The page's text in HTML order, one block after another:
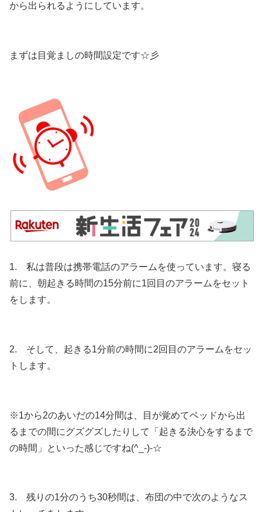
から出られるようにしています。
まずは目覚ましの時間設定です☆彡
1. 私は普段は携帯電話のアラームを使っています。寝る
前に、朝起きる時間の15分前に1回目のアラームをセット
をします。
2. そして、起きる1分前の時間に2回目のアラームをセッ
トします。
※1から2のあいだの14分間は、目が覚めてベッドから出
るまでの間にグズグズしたりして「起きる決心をするまで
の時間」といった感じですね(^_-)-☆
3. 残りの1分のうち30秒間は、布団の中で次のようなス